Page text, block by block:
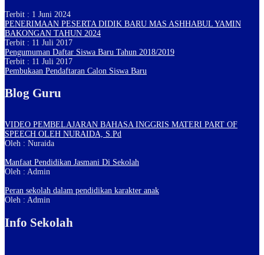
Terbit : 1 Juni 2024
PENERIMAAN PESERTA DIDIK BARU MAS ASHHABUL YAMIN
BAKONGAN TAHUN 2024
Terbit : 11 Juli 2017
Pengumuman Daftar Siswa Baru Tahun 2018/2019
Terbit : 11 Juli 2017
Pembukaan Pendaftaran Calon Siswa Baru
Blog Guru
VIDEO PEMBELAJARAN BAHASA INGGRIS MATERI PART OF
SPEECH OLEH NURAIDA, S.Pd
Oleh : Nuraida
Manfaat Pendidikan Jasmani Di Sekolah
Oleh : Admin
Peran sekolah dalam pendidikan karakter anak
Oleh : Admin
Info Sekolah